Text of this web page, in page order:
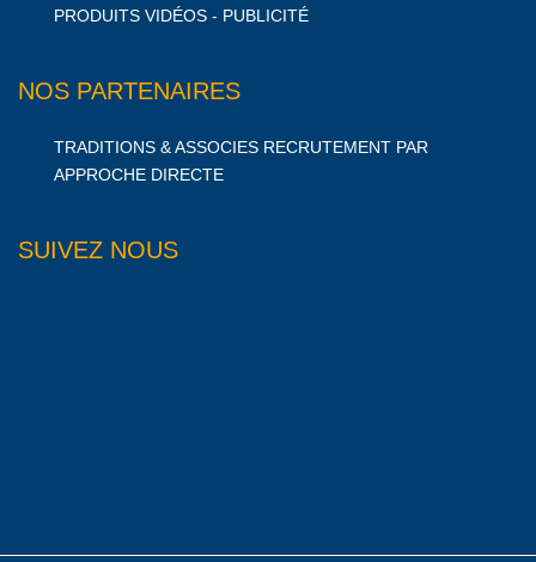
PRODUITS VIDÉOS - PUBLICITÉ
NOS PARTENAIRES
TRADITIONS & ASSOCIES RECRUTEMENT PAR
APPROCHE DIRECTE
SUIVEZ NOUS